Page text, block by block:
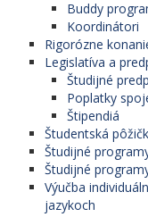
Buddy
Koordinátori
Rigorózne
Legislatíva a
Študijné
Poplatky
Štipendiá
Študentská
Študijné
Študijné
Výučba
jazykoch